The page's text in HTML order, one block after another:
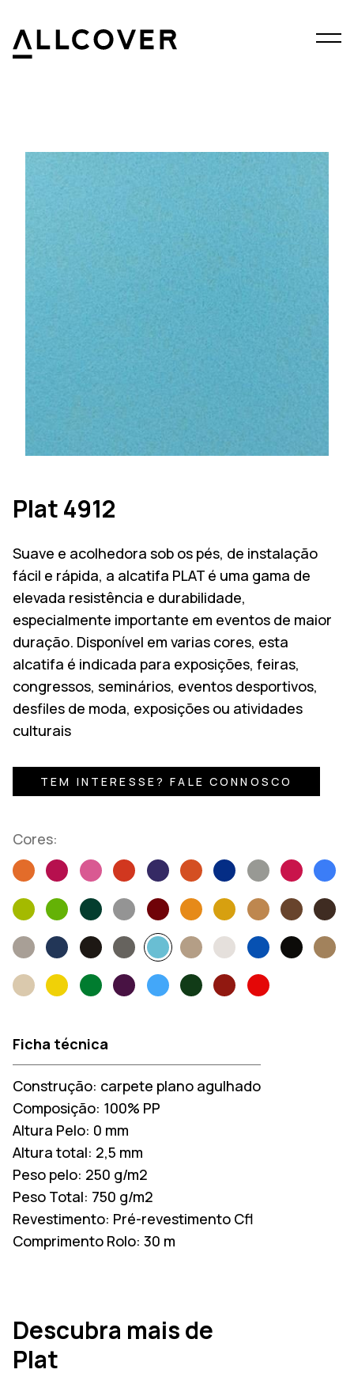
Menu
Plat 4912
Suave e acolhedora sob os pés, de instalação
fácil e rápida, a alcatifa PLAT é uma gama de
elevada resistência e durabilidade,
especialmente importante em eventos de maior
duração. Disponível em varias cores, esta
alcatifa é indicada para exposições, feiras,
congressos, seminários, eventos desportivos,
desfiles de moda, exposições ou atividades
culturais
TEM INTERESSE? FALE CONNOSCO
Cores:
Ficha técnica
Construção: carpete plano agulhado
Composição: 100% PP
Altura Pelo: 0 mm
Altura total: 2,5 mm
Peso pelo: 250 g/m2
Peso Total: 750 g/m2
Revestimento: Pré-revestimento Cfl
Comprimento Rolo: 30 m
Descubra mais de
Plat